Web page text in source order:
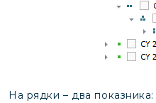
На рядки – два